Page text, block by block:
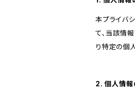
本プライバ
て、当該情
り特定の個
2. 個人情報